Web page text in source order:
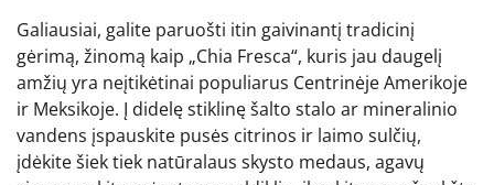
Galiausiai, galite paruošti itin gaivinantį tradicinį
gėrimą, žinomą kaip „Chia Fresca“, kuris jau daugelį
amžių yra neįtikėtinai populiarus Centrinėje Amerikoje
ir Meksikoje. Į didelę stiklinę šalto stalo ar mineralinio
vandens įspauskite pusės citrinos ir laimo sulčių,
įdėkite šiek tiek natūralaus skysto medaus, agavų